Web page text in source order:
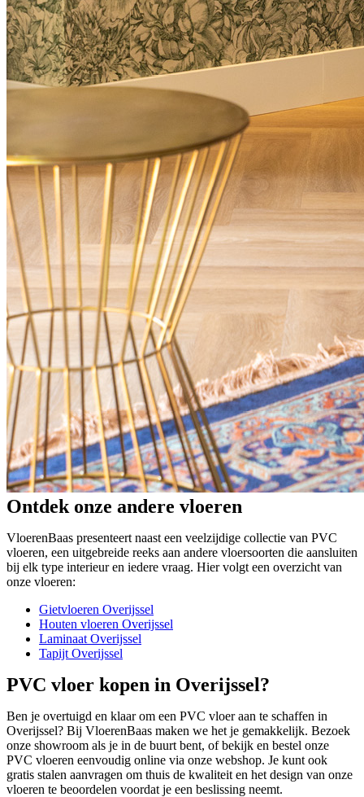
Ontdek onze andere vloeren
VloerenBaas presenteert naast een veelzijdige collectie van PVC
vloeren, een uitgebreide reeks aan andere vloersoorten die aansluiten
bij elk type interieur en iedere vraag. Hier volgt een overzicht van
onze vloeren:
Gietvloeren Overijssel
Houten vloeren Overijssel
Laminaat Overijssel
Tapijt Overijssel
PVC vloer kopen in Overijssel?
Ben je overtuigd en klaar om een PVC vloer aan te schaffen in
Overijssel? Bij VloerenBaas maken we het je gemakkelijk. Bezoek
onze showroom als je in de buurt bent, of bekijk en bestel onze
PVC vloeren eenvoudig online via onze webshop. Je kunt ook
gratis stalen aanvragen om thuis de kwaliteit en het design van onze
vloeren te beoordelen voordat je een beslissing neemt.